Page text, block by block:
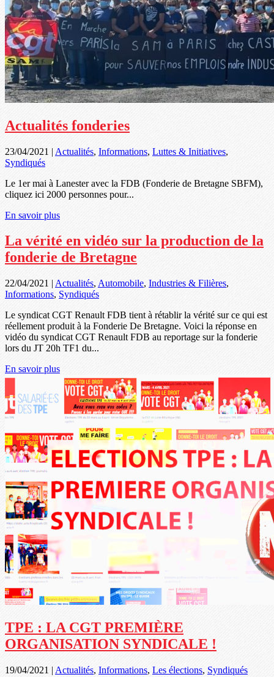
Actualités fonderies
23/04/2021 | Actualités, Informations, Luttes & Initiatives,
Syndiqués
Le 1er mai à Lanester avec la FDB (Fonderie de Bretagne SBFM),
cliquez ici 2000 personnes pour...
En savoir plus
La vérité en vidéo sur la production de la
fonderie de Bretagne
22/04/2021 | Actualités, Automobile, Industries & Filières,
Informations, Syndiqués
Le syndicat CGT Renault FDB tient à rétablir la vérité sur ce qui est
réellement produit à la Fonderie De Bretagne. Voici la réponse en
vidéo du syndicat CGT Renault FDB au reportage sur la fonderie
lors du JT 20h TF1 du...
En savoir plus
TPE : LA CGT PREMIÈRE
ORGANISATION SYNDICALE !
19/04/2021 | Actualités, Informations, Les élections, Syndiqués